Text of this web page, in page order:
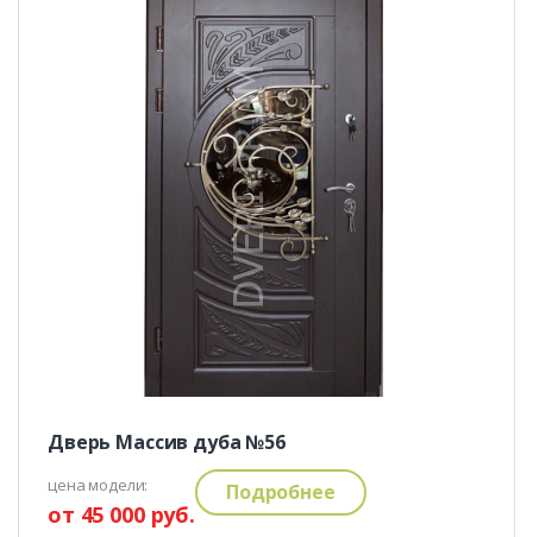
Дверь Массив дуба №56
цена модели:
от 45 000 руб.
Подробнее